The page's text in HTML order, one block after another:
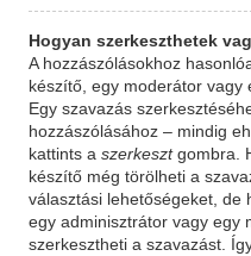
Hogyan szerkeszthetek
A hozzászólásokhoz
készítő, egy moderátor vagy
Egy szavazás
hozzászólásához – mindig
kattints aszerkesztgombra.
készítő még törölheti a
választási lehetőségeket, de
egy adminisztrátor vagy egy
szerkesztheti a szavazást.